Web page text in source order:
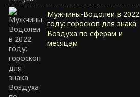
Мужчины-Водолеи в 2022
году: гороскоп для знака
Воздуха по сферам и
месяцам